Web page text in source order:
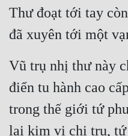
Thư đoạt tới tay
đã xuyên tới một
Vũ trụ nhị thư này
điển tu hành cao
trong thế giới tứ
lai kim vị chi trụ,